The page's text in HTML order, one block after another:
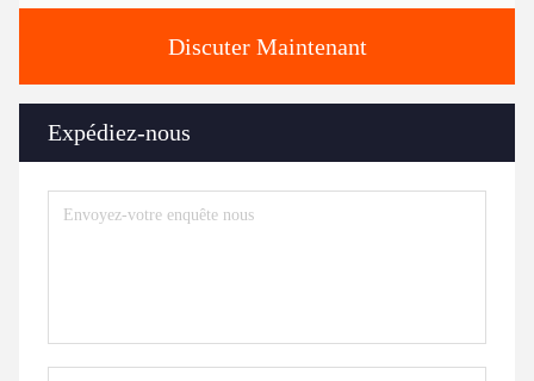
Discuter Maintenant
Expédiez-nous